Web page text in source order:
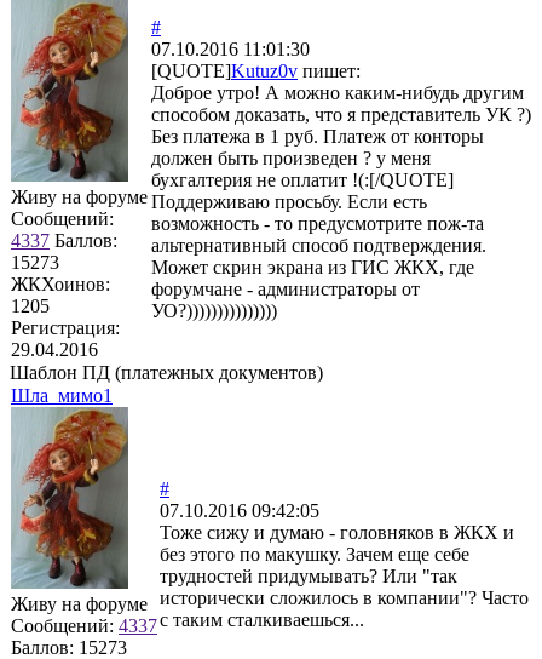
Живу на форуме
Сообщений:
4337 Баллов:
15273
ЖКХоинов:
1205
Регистрация:
29.04.2016
#
07.10.2016 11:01:30
[QUOTE]Kutuz0v пишет:
Доброе утро! А можно каким-нибудь другим
способом доказать, что я представитель УК ?)
Без платежа в 1 руб. Платеж от конторы
должен быть произведен ? у меня
бухгалтерия не оплатит !(:[/QUOTE]
Поддерживаю просьбу. Если есть
возможность - то предусмотрите пож-та
альтернативный способ подтверждения.
Может скрин экрана из ГИС ЖКХ, где
форумчане - администраторы от
УО?)))))))))))))))
Шаблон ПД (платежных документов)
Шла_мимо1
Живу на форуме
Сообщений: 4337
Баллов: 15273
#
07.10.2016 09:42:05
Тоже сижу и думаю - головняков в ЖКХ и
без этого по макушку. Зачем еще себе
трудностей придумывать? Или "так
исторически сложилось в компании"? Часто
с таким сталкиваешься...